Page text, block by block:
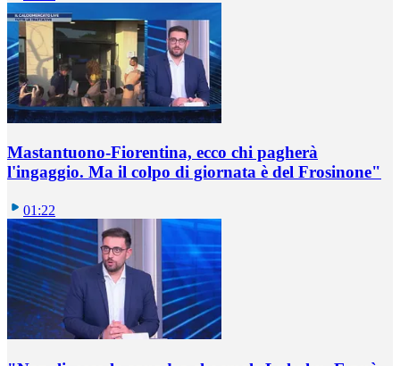
Mastantuono-Fiorentina, ecco chi pagherà
l'ingaggio. Ma il colpo di giornata è del Frosinone"
01:22